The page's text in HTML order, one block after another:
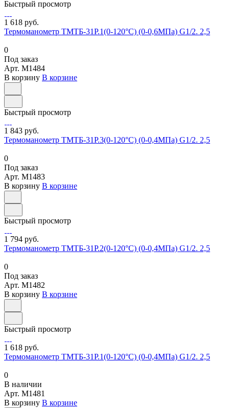
Быстрый просмотр
1 618 руб.
Термоманометр ТМТБ-31Р.1(0-120°С) (0-0,6МПа) G1/2. 2,5
0
Под заказ
Арт. M1484
В корзину В корзине
Быстрый просмотр
1 843 руб.
Термоманометр ТМТБ-31Р.3(0-120°С) (0-0,4МПа) G1/2. 2,5
0
Под заказ
Арт. M1483
В корзину В корзине
Быстрый просмотр
1 794 руб.
Термоманометр ТМТБ-31Р.2(0-120°С) (0-0,4МПа) G1/2. 2,5
0
Под заказ
Арт. M1482
В корзину В корзине
Быстрый просмотр
1 618 руб.
Термоманометр ТМТБ-31Р.1(0-120°С) (0-0,4МПа) G1/2. 2,5
0
В наличии
Арт. M1481
В корзину В корзине